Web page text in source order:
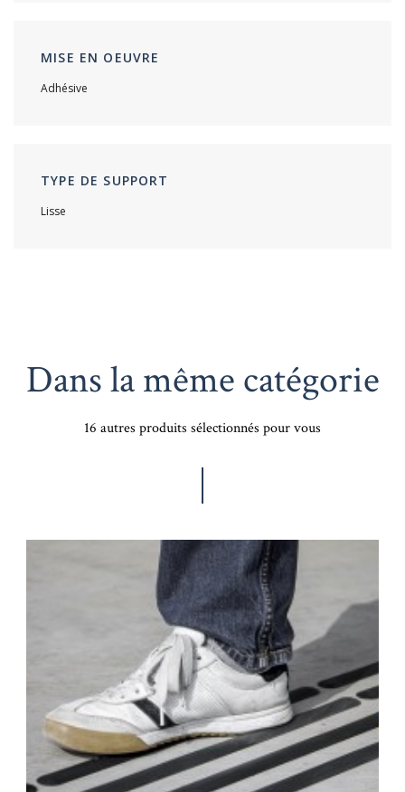
MISE EN OEUVRE
Adhésive
TYPE DE SUPPORT
Lisse
Dans la même catégorie
16 autres produits sélectionnés pour vous